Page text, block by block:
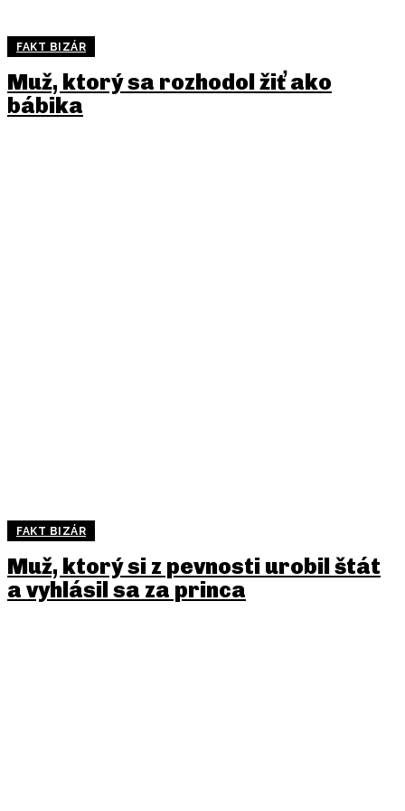
FAKT BIZÁR
Muž, ktorý sa rozhodol žiť ako
bábika
FAKT BIZÁR
Muž, ktorý si z pevnosti urobil štát
a vyhlásil sa za princa